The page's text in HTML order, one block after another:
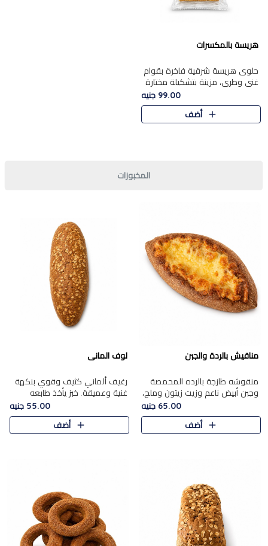
هريسة بالمكسرات
حلوى هريسة شرقية فاخرة بقوام
غني وطري، مزينة بتشكيلة مختارة
من المكسرات الفاخرة التي تضيف
قرمشة مميزة ونكهة غنية في كل
قطعة. تجمع بين المذاق..
99.00 جنيه
أضف
المخبوزات
مناقيش بالردة والجبن
منقوشه طازجة بالرده المحمصة
وجبن أبيض ناعم وزيت زيتون وملح،
مباشرة من الفرن.الرده مع نعومة
الجبن فوق عجينة طازجة.
65.00 جنيه
أضف
لوف المانى
رغيف ألماني كثيف وقوي بنكهة
غنية وعميقة. خبز يأخذ طابعه
55.00 جنيه
أضف